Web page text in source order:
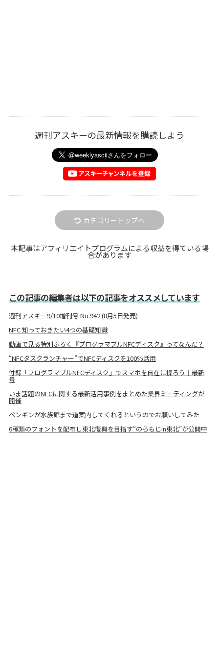
週刊アスキーの最新情報を購読しよう
カテゴリートップへ
本記事はアフィリエイトプログラムによる収益を得ている場
合があります
この記事の編集者は以下の記事をオススメしています
週刊アスキー9/10増刊号 No.942 (8月5日発売)
NFC 知っておきたい4つの基礎知識
動画で見る特別ふろく『プログラマブルNFCディスク』ってなんだ？
“NFCタスクランチャー”でNFCディスクを100％活用
付録「プログラマブルNFCディスク」でスマホを自在に操ろう｜最新
号
いま話題のNFCに関する最新活用事例をまとめた業界ミーティングが
開催
ペンギンが水族館まで道案内してくれるというのでお願いしてみた
6種類のフォントを配布し東北復興を目指す“のらもじin東北”が公開中